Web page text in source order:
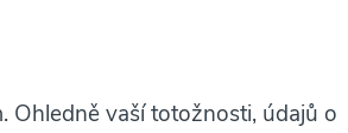
Ohledně vaší totožnosti, údajů o